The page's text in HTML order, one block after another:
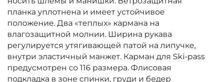
планка уплотнена и имеет устойчивое
положение. Два «теплых» кармана на
влагозащитной молнии. Ширина рукава
регулируется утягивающей патой на липучке,
внутри эластичный манжет. Карман для Ski-pass
предусмотрен со 116 размера. Флисовая
подкладка в зоне спинки, груди и бедер